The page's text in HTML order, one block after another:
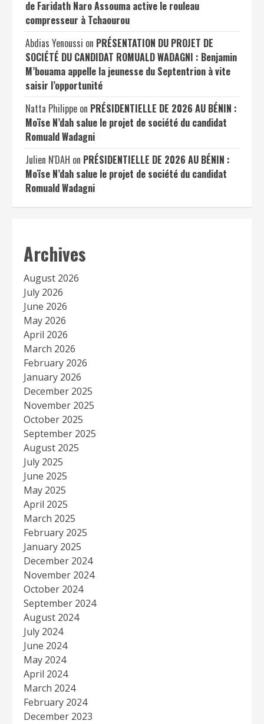
de Faridath Naro Assouma active le rouleau
compresseur à Tchaourou
Abdias Yenoussi on PRÉSENTATION DU PROJET DE
SOCIÉTÉ DU CANDIDAT ROMUALD WADAGNI : Benjamin
M’bouama appelle la jeunesse du Septentrion à vite
saisir l’opportunité
Natta Philippe on PRÉSIDENTIELLE DE 2026 AU BÉNIN :
Moïse N’dah salue le projet de société du candidat
Romuald Wadagni
Julien N'DAH on PRÉSIDENTIELLE DE 2026 AU BÉNIN :
Moïse N’dah salue le projet de société du candidat
Romuald Wadagni
Archives
August 2026
July 2026
June 2026
May 2026
April 2026
March 2026
February 2026
January 2026
December 2025
November 2025
October 2025
September 2025
August 2025
July 2025
June 2025
May 2025
April 2025
March 2025
February 2025
January 2025
December 2024
November 2024
October 2024
September 2024
August 2024
July 2024
June 2024
May 2024
April 2024
March 2024
February 2024
December 2023